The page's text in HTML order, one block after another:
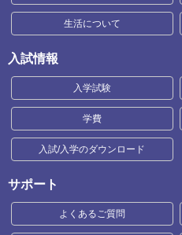
生活について
入試情報
入学試験
学費
入試/入学のダウンロード
サポート
よくあるご質問